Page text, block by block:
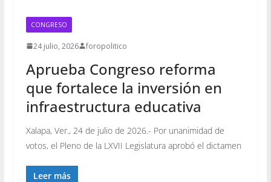
CONGRESO
24 julio, 2026 foropolitico
Aprueba Congreso reforma
que fortalece la inversión en
infraestructura educativa
Xalapa, Ver., 24 de julio de 2026.- Por unanimidad de
votos, el Pleno de la LXVII Legislatura aprobó el dictamen
Leer más